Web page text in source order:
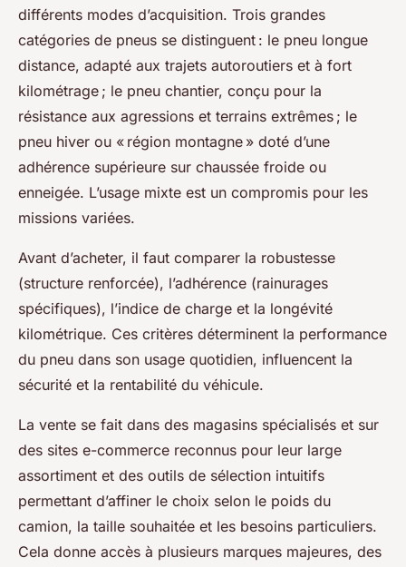
différents modes d’acquisition. Trois grandes
catégories de pneus se distinguent : le pneu longue
distance, adapté aux trajets autoroutiers et à fort
kilométrage ; le pneu chantier, conçu pour la
résistance aux agressions et terrains extrêmes ; le
pneu hiver ou « région montagne » doté d’une
adhérence supérieure sur chaussée froide ou
enneigée. L’usage mixte est un compromis pour les
missions variées.
Avant d’acheter, il faut comparer la robustesse
(structure renforcée), l’adhérence (rainurages
spécifiques), l’indice de charge et la longévité
kilométrique. Ces critères déterminent la performance
du pneu dans son usage quotidien, influencent la
sécurité et la rentabilité du véhicule.
La vente se fait dans des magasins spécialisés et sur
des sites e-commerce reconnus pour leur large
assortiment et des outils de sélection intuitifs
permettant d’affiner le choix selon le poids du
camion, la taille souhaitée et les besoins particuliers.
Cela donne accès à plusieurs marques majeures, des